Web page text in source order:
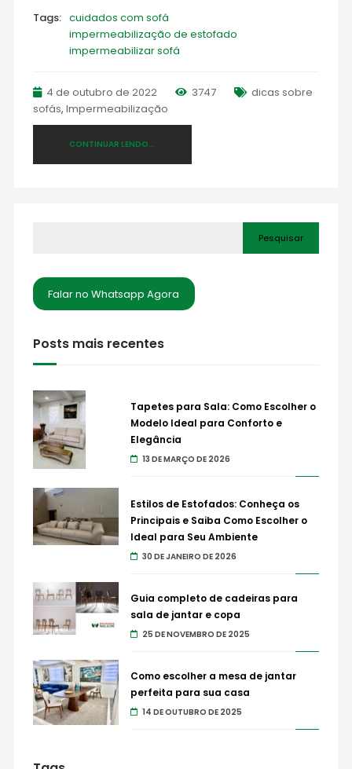
Tags: cuidados com sofá
impermeabilização de estofado
impermeabilizar sofá
4 de outubro de 2022 3747
dicas sobre
sofás, Impermeabilização
CONTINUAR LENDO...
Pesquisar
Falar no Whatsapp Agora
Posts mais recentes
Tapetes para Sala: Como Escolher o
Modelo Ideal para Conforto e
Elegância
13 DE MARÇO DE 2026
Estilos de Estofados: Conheça os
Principais e Saiba Como Escolher o
Ideal para Seu Ambiente
30 DE JANEIRO DE 2026
Guia completo de cadeiras para
sala de jantar e copa
25 DE NOVEMBRO DE 2025
Como escolher a mesa de jantar
perfeita para sua casa
14 DE OUTUBRO DE 2025